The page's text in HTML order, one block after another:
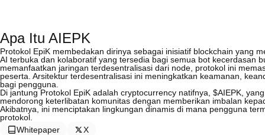
Apa Itu AIEPK
Protokol EpiK membedakan dirinya sebagai inisiatif blockchain yang
AI terbuka dan kolaboratif yang tersedia bagi semua bot kecerdasan
memanfaatkan jaringan terdesentralisasi dari node, protokol ini
peserta. Arsitektur terdesentralisasi ini meningkatkan keamanan,
bagi pengguna.
Di jantung Protokol EpiK adalah cryptocurrency natifnya, $AIEPK,
mendorong keterlibatan komunitas dengan memberikan imbalan
Akibatnya, ini menciptakan lingkungan dinamis di mana pengguna
protokol.
Whitepaper
X